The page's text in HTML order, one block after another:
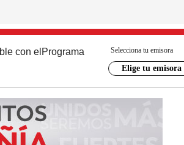
con el Programa Selecciona tu emisora
Elige tu emisora